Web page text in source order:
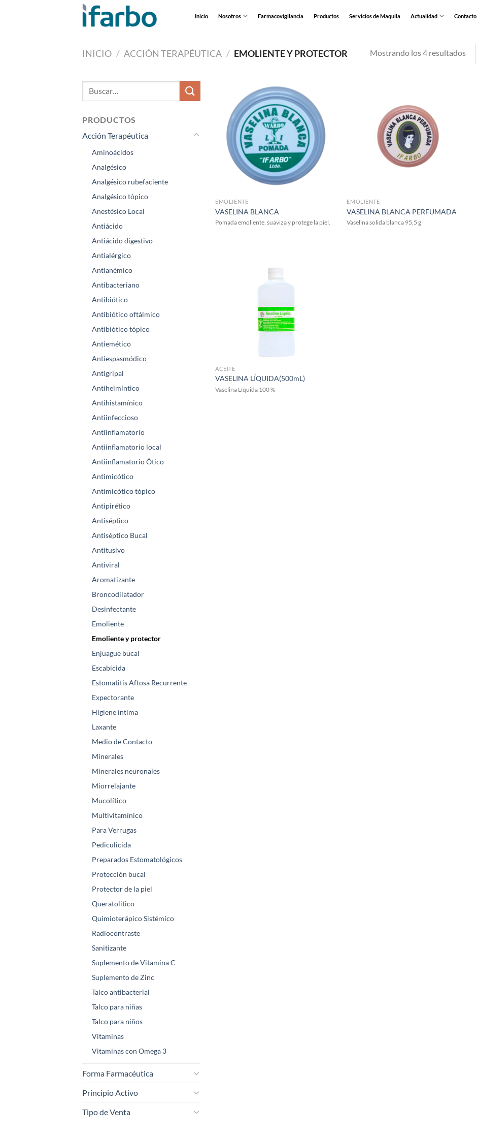
Inicio Nosotros Farmacovigilancia Productos Servicios de Maquila Actualidad Contacto
INICIO / ACCIÓN TERAPÉUTICA / EMOLIENTE Y PROTECTOR Mostrando los 4 resultados
Buscar
PRODUCTOS
Acción Terapéutica
Aminoácidos
Analgésico
Analgésico rubefaciente
Analgésico tópico
Anestésico Local
Antiácido
Antiácido digestivo
Antialérgico
Antianémico
Antibacteriano
Antibiótico
Antibiótico oftálmico
Antibiótico tópico
Antiemético
Antiespasmódico
Antigripal
Antihelmíntico
Antihistamínico
Antiinfeccioso
Antiinflamatorio
Antiinflamatorio local
Antiinflamatorio Ótico
Antimicótico
Antimicótico tópico
Antipirético
Antiséptico
Antiséptico Bucal
Antitusivo
Antiviral
Aromatizante
Broncodilatador
Desinfectante
Emoliente
Emoliente y protector
Enjuague bucal
Escabicida
Estomatitis Aftosa Recurrente
Expectorante
Higiene íntima
Laxante
Medio de Contacto
Minerales
Minerales neuronales
Miorrelajante
Mucolítico
Multivitamínico
Para Verrugas
Pediculicida
Preparados Estomatológicos
Protección bucal
Protector de la piel
Queratolitico
Quimioterápico Sistémico
Radiocontraste
Sanitizante
Suplemento de Vitamina C
Suplemento de Zinc
Talco antibacterial
Talco para niñas
Talco para niños
Vitaminas
Vitaminas con Omega 3
Forma Farmacéutica
Principio Activo
Tipo de Venta
EMOLIENTE
VASELINA BLANCA
Pomada emoliente, suaviza y protege la piel.
EMOLIENTE
VASELINA BLANCA PERFUMADA
Vaselina solida blanca 95,5 g
ACEITE
VASELINA LÍQUIDA(500mL)
Vaselina Líquida 100 %